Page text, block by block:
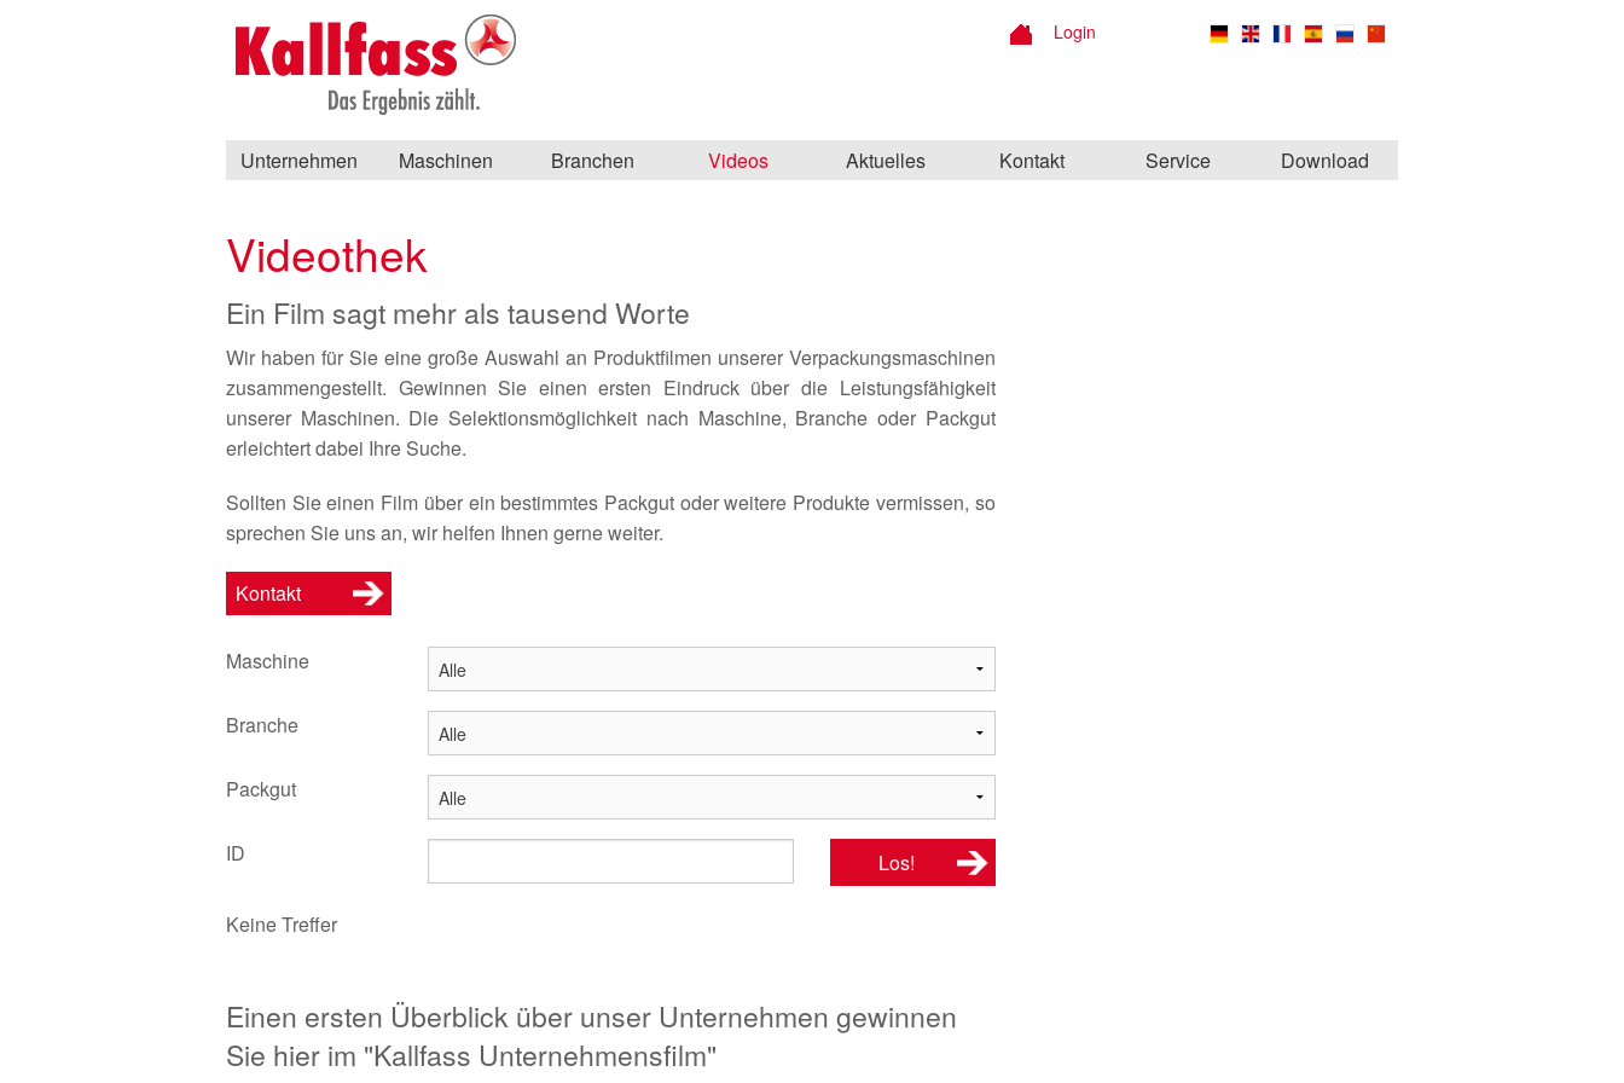
Login
Unternehmen Maschinen Branchen Videos Aktuelles Kontakt Service Download
Videothek
Ein Film sagt mehr als tausend Worte
Wir haben für Sie eine große Auswahl an Produktfilmen unserer Verpackungsmaschinen
zusammengestellt. Gewinnen Sie einen ersten Eindruck über die Leistungsfähigkeit
unserer Maschinen. Die Selektionsmöglichkeit nach Maschine, Branche oder Packgut
erleichtert dabei Ihre Suche.
Sollten Sie einen Film über ein bestimmtes Packgut oder weitere Produkte vermissen, so
sprechen Sie uns an, wir helfen Ihnen gerne weiter.
Kontakt
Maschine
Branche
Packgut
ID
Keine Treffer
Einen ersten Überblick über unser Unternehmen gewinnen
Sie hier im "Kallfass Unternehmensfilm"